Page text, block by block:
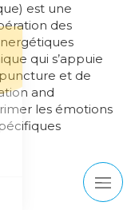
est une
des
qui s’appuie
et de
and
les émotions